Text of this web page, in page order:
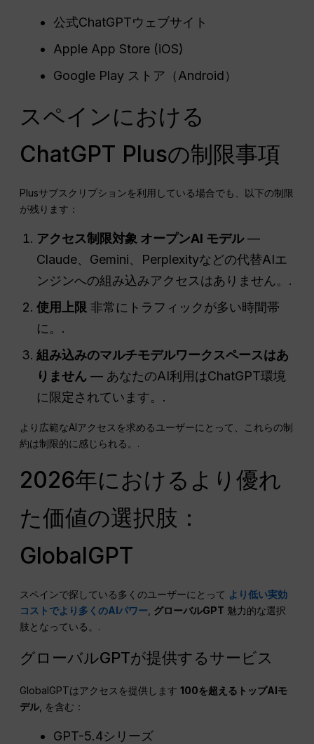
公式ChatGPTウェブサイト
Apple App Store (iOS)
Google Play ストア（Android）
スペインにおける
ChatGPT Plusの制限事項
Plusサブスクリプションを利用している場合でも、以下の制限
が残ります：
アクセス制限対象 オープンAI モデル—
Claude、Gemini、Perplexityなどの代替AIエ
ンジンへの組み込みアクセスはありません。.
使用上限 非常にトラフィックが多い時間帯
に。.
組み込みのマルチモデルワークスペースはあ
りません — あなたのAI利用はChatGPT環境
に限定されています。.
より広範なAIアクセスを求めるユーザーにとって、これらの制
約は制限的に感じられる。.
2026年におけるより優れ
た価値の選択肢：
GlobalGPT
スペインで探している多くのユーザーにとって より低い実効
コストでより多くのAIパワー, グローバルGPT 魅力的な選択
肢となっている。.
グローバルGPTが提供するサービス
GlobalGPTはアクセスを提供します100を超えるトップAIモ
デル, を含む：
GPT-5.4シリーズ